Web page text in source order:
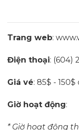
Trang web:
Điện thoại: (604)
Giá vé: 85$ -
Giờ hoạt động:
* Giờ hoạt động